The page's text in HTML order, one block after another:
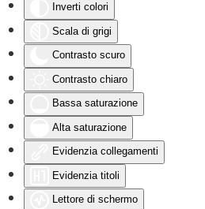
Inverti colori
Scala di grigi
Contrasto scuro
Contrasto chiaro
Bassa saturazione
Alta saturazione
Evidenzia collegamenti
Evidenzia titoli
Lettore di schermo